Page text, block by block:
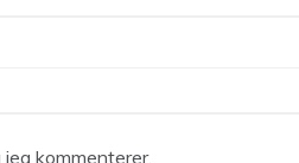
kommenterer.